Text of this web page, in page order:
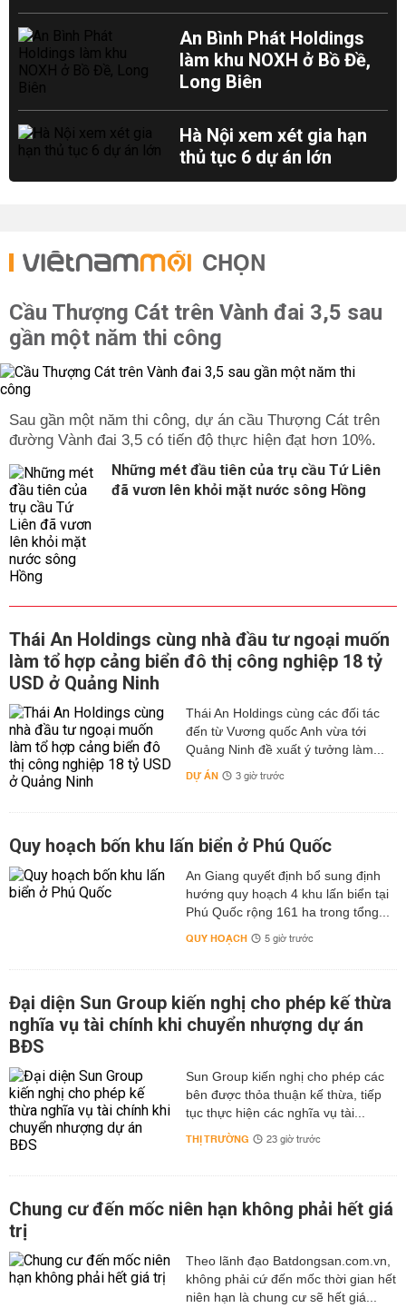
An Bình Phát Holdings
làm khu NOXH ở Bồ Đề,
Long Biên
Hà Nội xem xét gia hạn
thủ tục 6 dự án lớn
CHỌN
Cầu Thượng Cát trên Vành đai 3,5 sau
gần một năm thi công
Sau gần một năm thi công, dự án cầu Thượng Cát trên
đường Vành đai 3,5 có tiến độ thực hiện đạt hơn 10%.
Những mét đầu tiên của trụ cầu Tứ Liên
đã vươn lên khỏi mặt nước sông Hồng
Thái An Holdings cùng nhà đầu tư ngoại muốn
làm tổ hợp cảng biển đô thị công nghiệp 18 tỷ
USD ở Quảng Ninh
Thái An Holdings cùng các đối tác
đến từ Vương quốc Anh vừa tới
Quảng Ninh đề xuất ý tưởng làm...
DỰ ÁN 3 giờ trước
Quy hoạch bốn khu lấn biển ở Phú Quốc
An Giang quyết định bổ sung định
hướng quy hoạch 4 khu lấn biển tại
Phú Quốc rộng 161 ha trong tổng...
QUY HOẠCH 5 giờ trước
Đại diện Sun Group kiến nghị cho phép kế thừa
nghĩa vụ tài chính khi chuyển nhượng dự án
BĐS
Sun Group kiến nghị cho phép các
bên được thỏa thuận kế thừa, tiếp
tục thực hiện các nghĩa vụ tài...
THỊ TRƯỜNG 23 giờ trước
Chung cư đến mốc niên hạn không phải hết giá
trị
Theo lãnh đạo Batdongsan.com.vn,
không phải cứ đến mốc thời gian hết
niên hạn là chung cư sẽ hết giá...